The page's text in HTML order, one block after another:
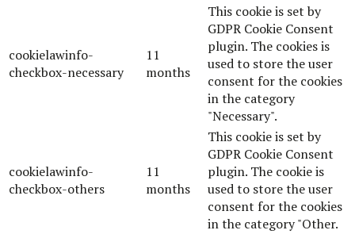
cookielawinfo-
checkbox-necessary
11
months
This cookie is set by
GDPR Cookie Consent
plugin. The cookies is
used to store the user
consent for the cookies
in the category
"Necessary".
cookielawinfo-
checkbox-others
11
months
This cookie is set by
GDPR Cookie Consent
plugin. The cookie is
used to store the user
consent for the cookies
in the category "Other.